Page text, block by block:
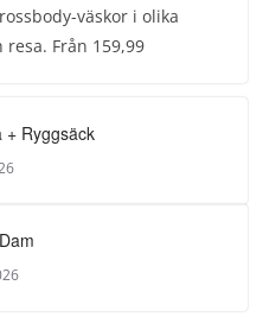
väskor i olika
Från 159,99
+ Ryggsäck